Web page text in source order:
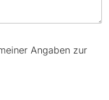
Angaben zur